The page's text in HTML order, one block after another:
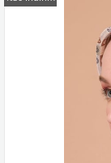
Kampanyadaki